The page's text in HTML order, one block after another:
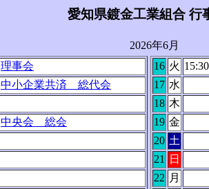
愛知県鍍金工業組合 行
2026年6月
理事会
中小企業共済 総代会
中央会 総会
16 火 15:30
17 水
18 木
19 金
20 土
21
日
22 月